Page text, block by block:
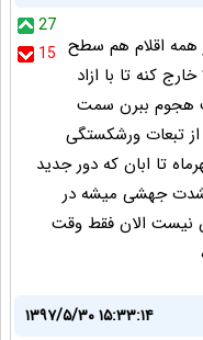
27
15 همه اقلام هم سطح
کنه تا با ازاد
هجوم ببرن سمت
تبعات ورشکستگی
تا ابان که دور جدید
جهشی میشه در
نیست الان فقط وقت
۱۳۹۷/۵/۳۰ ۱۵:۳۳:۱۴